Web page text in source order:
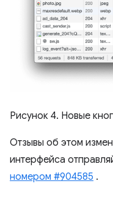
Рисунок 4. Новые
Отзывы об этом
интерфейса
номером #904585 .